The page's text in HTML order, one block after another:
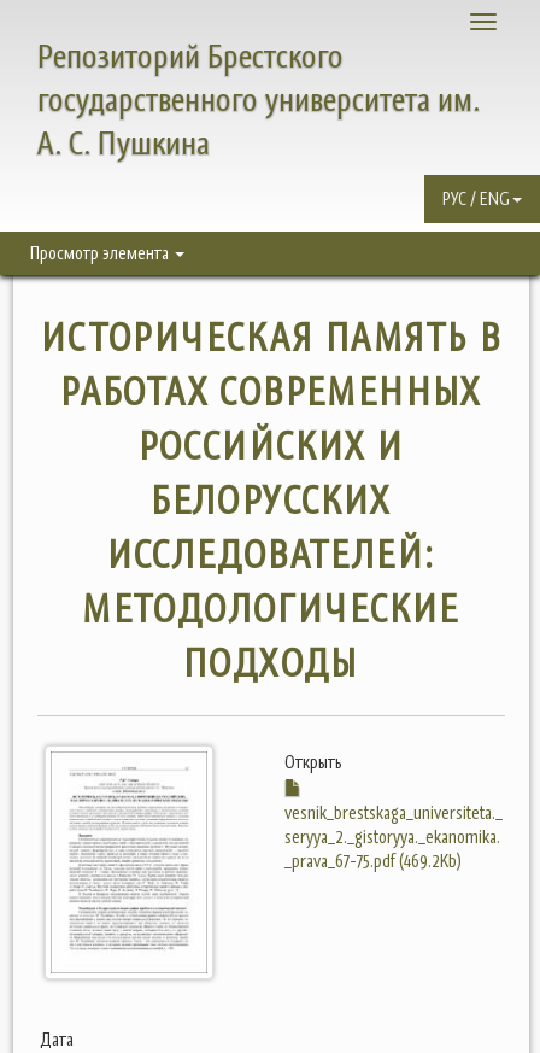
Toggle
Репозиторий Брестского
государственного университета им.
А. С. Пушкина
РУС / ENG
Просмотр элемента
ИСТОРИЧЕСКАЯ ПАМЯТЬ В
РАБОТАХ СОВРЕМЕННЫХ
РОССИЙСКИХ И
БЕЛОРУССКИХ
ИССЛЕДОВАТЕЛЕЙ:
МЕТОДОЛОГИЧЕСКИЕ
ПОДХОДЫ
Открыть
vesnik_brestskaga_universiteta._
seryya_2._gistoryya._ekanomika.
_prava_67-75.pdf (469.2Kb)
Дата